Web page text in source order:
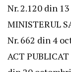
Nr. 2.120 din
MINISTERUL
Nr. 662 din 4
ACT